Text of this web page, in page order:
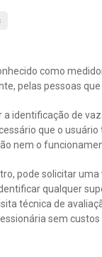
como
pelas pessoas que
identificação de
que o
nem o
pode solicitar uma
qualquer
técnica de
sem custos